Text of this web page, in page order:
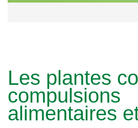
Les plantes
compulsions
alimentaires